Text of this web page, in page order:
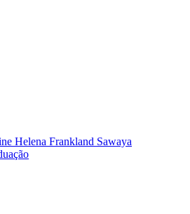
Helena Frankland Sawaya